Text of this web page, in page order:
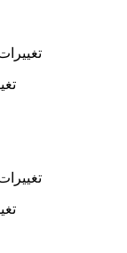
تغییرات قیمتی ۲۴
تغییرات قیمتی ۲۴